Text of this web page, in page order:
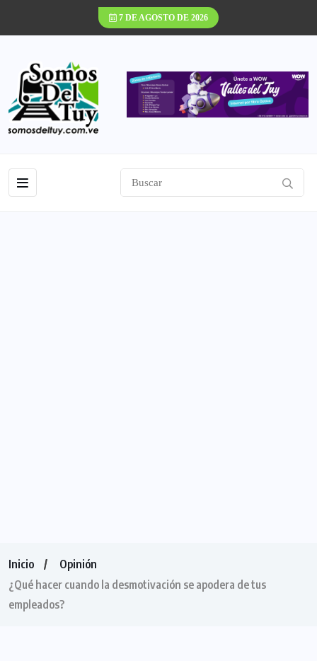
7 DE AGOSTO DE 2026
Inicio
Opinión
¿Qué hacer cuando la desmotivación se apodera de tus
empleados?